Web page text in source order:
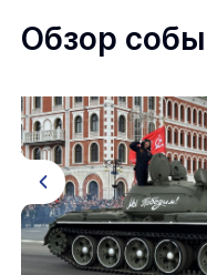
Обзор